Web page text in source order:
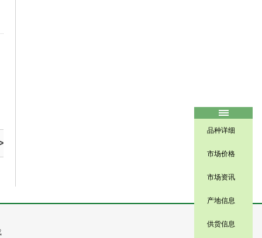
品种详细
市场价格
市场资讯
产地信息
供货信息